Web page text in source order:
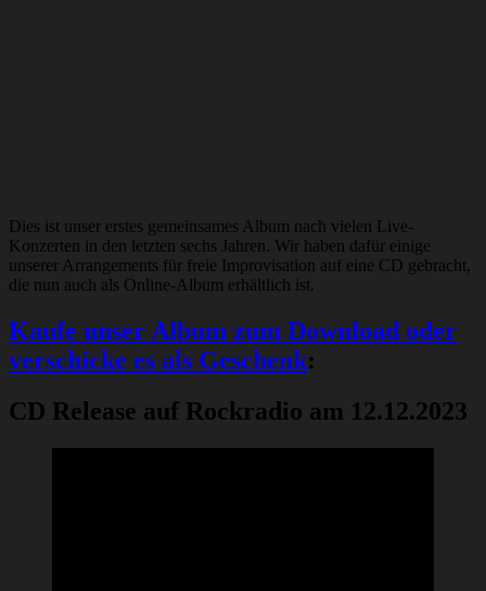
Dies ist unser erstes gemeinsames Album nach vielen Live-
Konzerten in den letzten sechs Jahren. Wir haben dafür einige
unserer Arrangements für freie Improvisation auf eine CD gebracht,
die nun auch als Online-Album erhältlich ist.
Kaufe unser Album zum Download oder
verschicke es als Geschenk:
CD Release auf Rockradio am 12.12.2023